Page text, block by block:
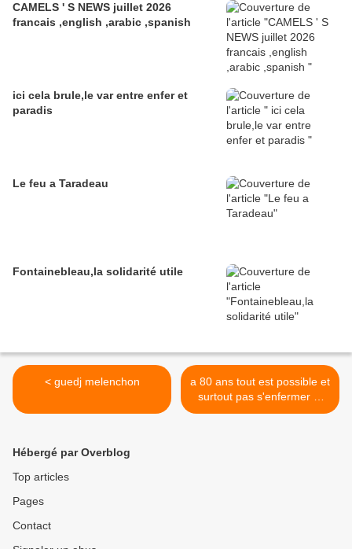
CAMELS ' S NEWS juillet 2026
francais ,english ,arabic ,spanish
ici cela brule,le var entre enfer et
paradis
Le feu a Taradeau
Fontainebleau,la solidarité utile
< guedj melenchon
a 80 ans tout est possible et
surtout pas s'enfermer ni
dans les habitudes ni dans
Hébergé par Overblog
Top articles
Pages
Contact